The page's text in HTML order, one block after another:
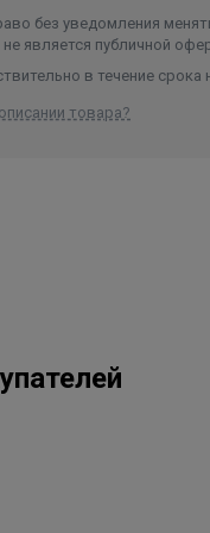
без уведомления
является публичной
в течение срока
товара?